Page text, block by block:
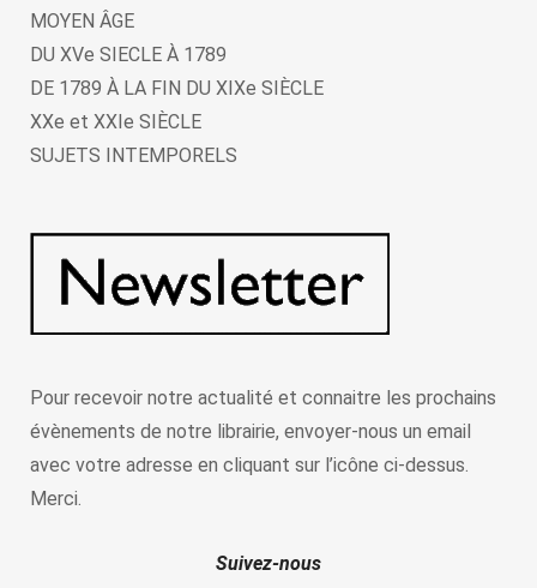
MOYEN ÂGE
DU XVe SIECLE À 1789
DE 1789 À LA FIN DU XIXe SIÈCLE
XXe et XXIe SIÈCLE
SUJETS INTEMPORELS
Pour recevoir notre actualité et connaitre les prochains
évènements de notre librairie, envoyer-nous un email
avec votre adresse en cliquant sur l’icône ci-dessus.
Merci.
Suivez-nous